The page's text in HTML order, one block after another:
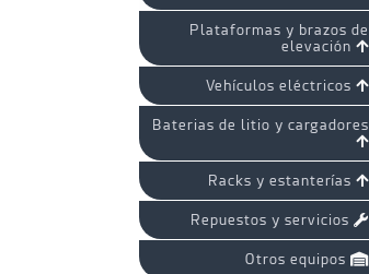
Plataformas y brazos de
elevación
Vehículos eléctricos
Baterias de litio y cargadores
Racks y estanterías
Repuestos y servicios
Otros equipos